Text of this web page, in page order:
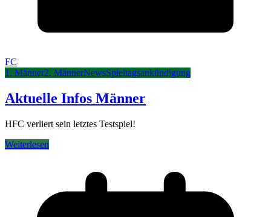
FC
1. Männer2. MännerNewsSpieltagsankündigung
Aktuelle Infos Männer
HFC verliert sein letztes Testspiel!
Weiterlesen